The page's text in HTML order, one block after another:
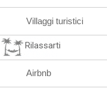
Villaggi turistici
Rilassarti
Airbnb